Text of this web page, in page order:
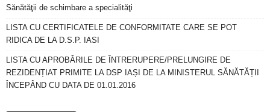
Sănătăţii de schimbare a specialităţi
LISTA CU CERTIFICATELE DE CONFORMITATE CARE SE POT
RIDICA DE LA D.S.P. IASI
LISTA CU APROBĂRILE DE ÎNTRERUPERE/PRELUNGIRE DE
REZIDENȚIAT PRIMITE LA DSP IAȘI DE LA MINISTERUL SĂNĂTĂȚII
ÎNCEPÂND CU DATA DE 01.01.2016